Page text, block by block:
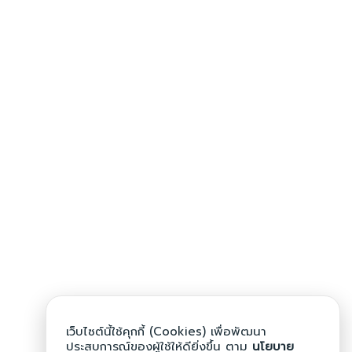
เว็บไซต์นี้ใช้คุกกี้ (Cookies) เพื่อพัฒนา
ประสบการณ์ของผู้ใช้ให้ดียิ่งขึ้น ตาม นโยบาย